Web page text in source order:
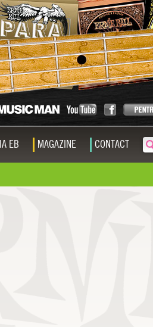
EB MAGAZINE CONTACT